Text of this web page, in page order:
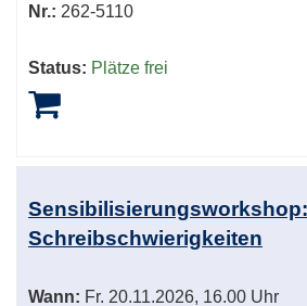
Nr.: 262-5110
Status: Plätze frei
Schreibschwierigkeiten
Wann: Fr. 20.11.2026, 16.00 Uhr